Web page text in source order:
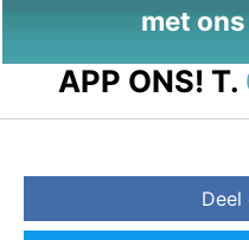
met
APP ONS! T.
Deel